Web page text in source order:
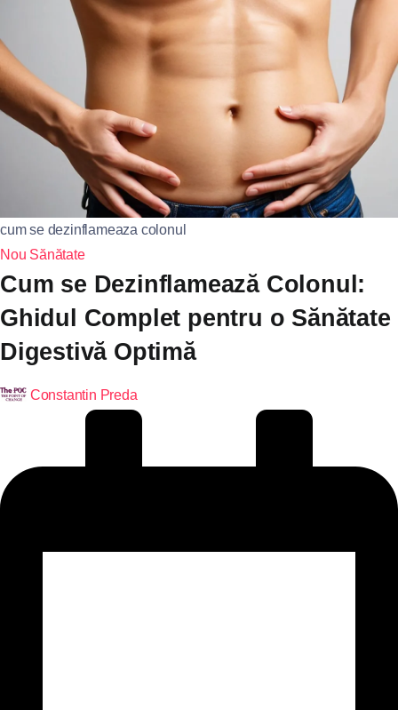
cum se dezinflameaza colonul
Nou Sănătate
Cum se Dezinflamează Colonul:
Ghidul Complet pentru o Sănătate
Digestivă Optimă
Constantin Preda